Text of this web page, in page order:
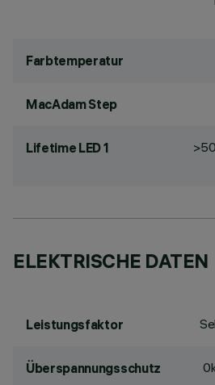
Farbtemperatur
MacAdam Step
Lifetime LED 1
ELEKTRISCHE DATEN
Leistungsfaktor
Überspannungsschutz